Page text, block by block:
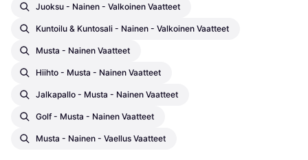
Juoksu - Nainen - Valkoinen Vaatteet
Kuntoilu & Kuntosali - Nainen - Valkoinen Vaatteet
Musta - Nainen Vaatteet
Hiihto - Musta - Nainen Vaatteet
Jalkapallo - Musta - Nainen Vaatteet
Golf - Musta - Nainen Vaatteet
Musta - Nainen - Vaellus Vaatteet